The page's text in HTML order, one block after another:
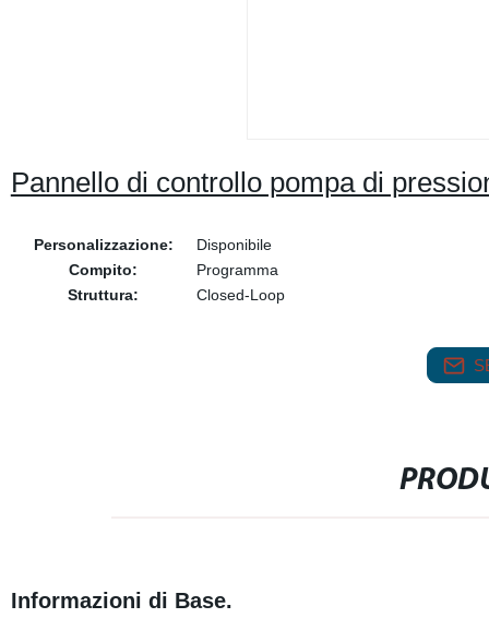
Pannello di controllo pompa di
Personalizzazione:
Disponibile
Compito:
Programma
Struttura:
Closed-Loop
Informazioni di Base.